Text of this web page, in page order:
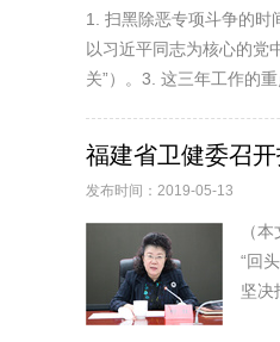
1. 扫黑除恶专项斗争的时
以习近平同志为核心的党
关”）。3. 这三年工作的
福建省卫健委召
发布时间：2019-05-13
（
“回
坚决